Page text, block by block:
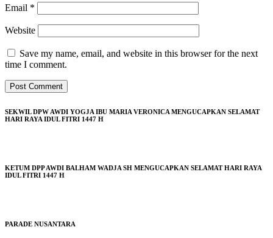
Email *
Website
Save my name, email, and website in this browser for the next
time I comment.
SEKWIL DPW AWDI YOGJA IBU MARIA VERONICA MENGUCAPKAN SELAMAT
HARI RAYA IDUL FITRI 1447 H
KETUM DPP AWDI BALHAM WADJA SH MENGUCAPKAN SELAMAT HARI RAYA
IDUL FITRI 1447 H
PARADE NUSANTARA